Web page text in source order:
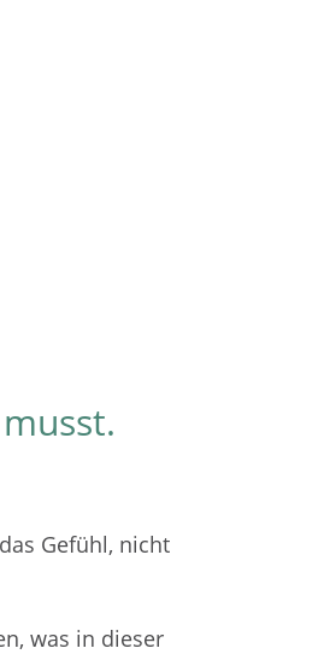
Gefühl, nicht
was in dieser